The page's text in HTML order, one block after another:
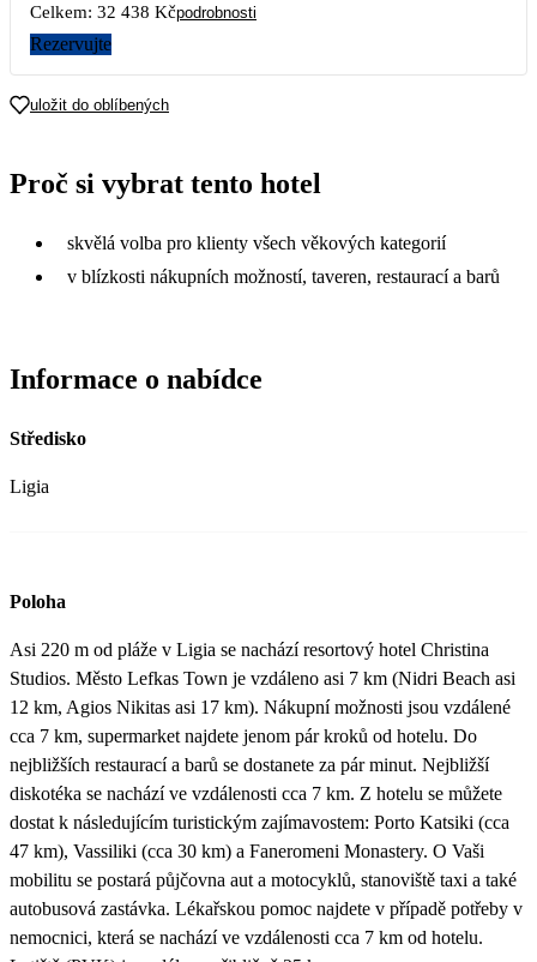
17
14 289
Celkem: 32 438 Kčpodrobnosti
Rezervujte
uložit do oblíbených
Proč si vybrat tento hotel
skvělá volba pro klienty všech věkových kategorií
v blízkosti nákupních možností, taveren, restaurací a barů
Informace o nabídce
Středisko
Ligia
Poloha
Asi 220 m od pláže v Ligia se nachází resortový hotel Christina
Studios. Město Lefkas Town je vzdáleno asi 7 km (Nidri Beach asi
12 km, Agios Nikitas asi 17 km). Nákupní možnosti jsou vzdálené
cca 7 km, supermarket najdete jenom pár kroků od hotelu. Do
nejbližších restaurací a barů se dostanete za pár minut. Nejbližší
diskotéka se nachází ve vzdálenosti cca 7 km. Z hotelu se můžete
dostat k následujícím turistickým zajímavostem: Porto Katsiki (cca
47 km), Vassiliki (cca 30 km) a Faneromeni Monastery. O Vaši
mobilitu se postará půjčovna aut a motocyklů, stanoviště taxi a také
autobusová zastávka. Lékařskou pomoc najdete v případě potřeby v
nemocnici, která se nachází ve vzdálenosti cca 7 km od hotelu.